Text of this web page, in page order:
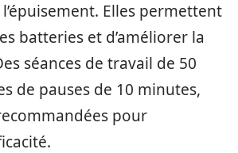
Elles permettent
batteries et d’améliorer la
séances de travail de 50
de pauses de 10 minutes,
pour